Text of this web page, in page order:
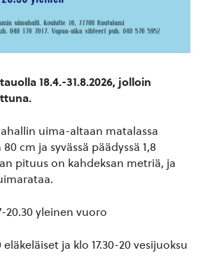
18.4.-31.8.2026, jolloin
uima-altaan matalassa
cm ja syvässä päädyssä 1,8
pituus on kahdeksan metriä, ja
20.30 yleinen vuoro
eläkeläiset ja klo 17.30-20 vesijuoksu